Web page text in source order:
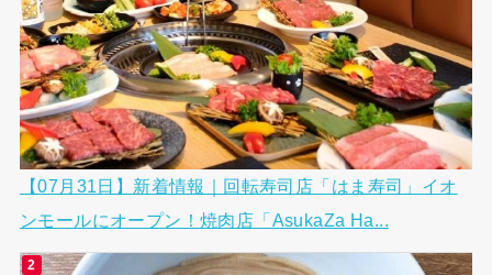
【07月31日】新着情報｜回転寿司店「はま寿司」イオ
ンモールにオープン！焼肉店「AsukaZa Ha...